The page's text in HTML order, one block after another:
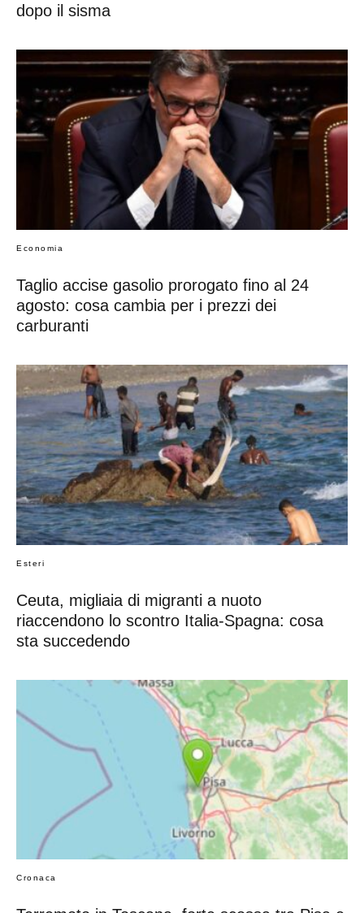
dopo il sisma
Economia
Taglio accise gasolio prorogato fino al 24
agosto: cosa cambia per i prezzi dei
carburanti
Esteri
Ceuta, migliaia di migranti a nuoto
riaccendono lo scontro Italia-Spagna: cosa
sta succedendo
Cronaca